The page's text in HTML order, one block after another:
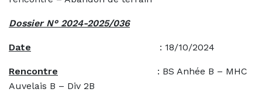
Dossier N° 2024-2025/036
Date : 18/10/2024
Rencontre : BS Anhée B – MHC
Auvelais B – Div 2B